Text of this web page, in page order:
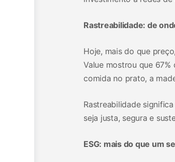
Rastreabilidade: de
Hoje, mais do que
Value mostrou que
comida no prato, a
Rastreabilidade
seja justa, segura e
ESG: mais do que um